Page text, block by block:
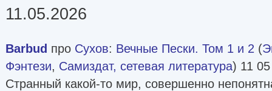
11.05.2026
Barbud про Сухов: Вечные Пески. Том 1 и 2 (
Фэнтези, Самиздат, сетевая литература) 11 05
Странный какой-то мир, совершенно